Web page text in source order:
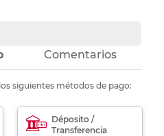
Comentarios
siguientes métodos de pago:
Déposito /
Transferencia